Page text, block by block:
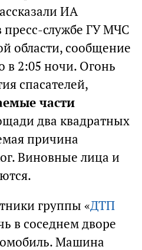
ИА
пресс-службе ГУ МЧС
области, сообщение
в 2:05 ночи. Огонь
спасателей,
части
два квадратных
причина
Виновные лица и
группы «ДТП
в соседнем дворе
Машина